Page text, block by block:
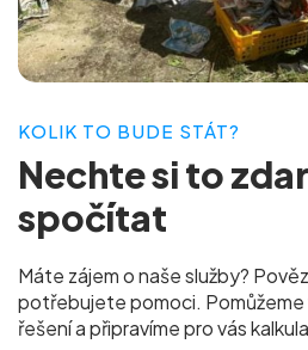
KOLIK TO BUDE STÁT?
Nechte si to
spočítat
Máte zájem o naše služby?
potřebujete pomoci. Pomůžeme
řešení a připravíme pro vás